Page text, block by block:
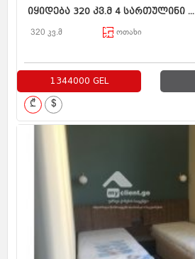
იყიდება 320 კვ.მ 4 სართულინი ...
320 კვ.მ ოთახი
1344000 GEL
₾ $